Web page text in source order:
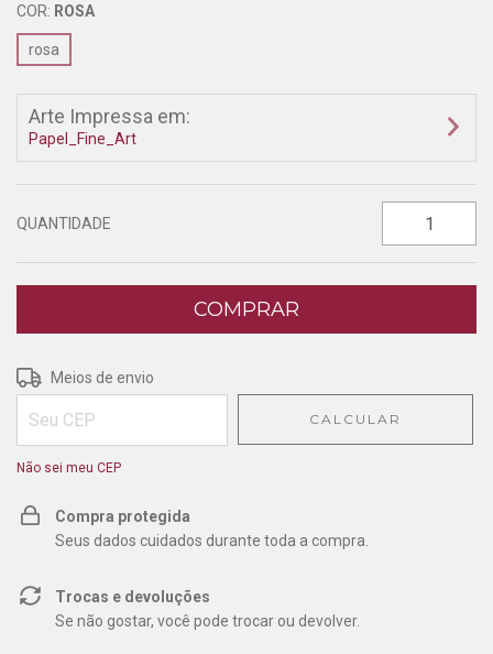
COR: ROSA
rosa
Arte Impressa em:
Papel_Fine_Art
QUANTIDADE
Entregas para o CEP:
Meios de envio
CALCULAR
Não sei meu CEP
Compra protegida
Seus dados cuidados durante toda a compra.
Trocas e devoluções
Se não gostar, você pode trocar ou devolver.